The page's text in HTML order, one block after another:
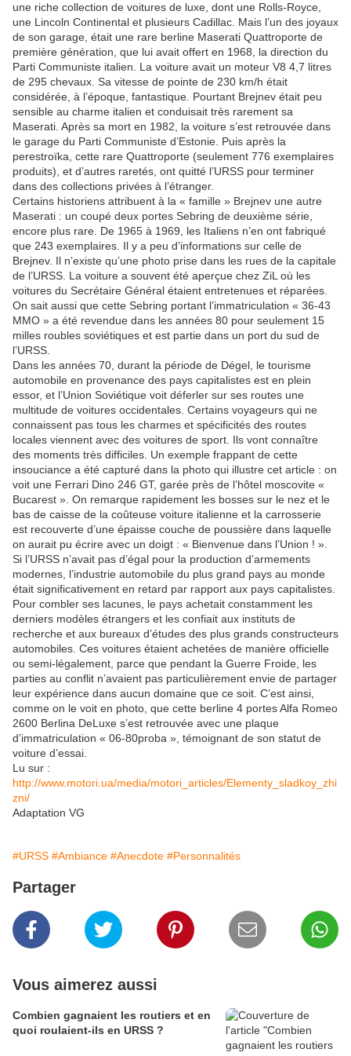
une riche collection de voitures de luxe, dont une Rolls-Royce,
une Lincoln Continental et plusieurs Cadillac. Mais l’un des joyaux
de son garage, était une rare berline Maserati Quattroporte de
première génération, que lui avait offert en 1968, la direction du
Parti Communiste italien. La voiture avait un moteur V8 4,7 litres
de 295 chevaux. Sa vitesse de pointe de 230 km/h était
considérée, à l’époque, fantastique. Pourtant Brejnev était peu
sensible au charme italien et conduisait très rarement sa
Maserati. Après sa mort en 1982, la voiture s’est retrouvée dans
le garage du Parti Communiste d’Estonie. Puis après la
perestroïka, cette rare Quattroporte (seulement 776 exemplaires
produits), et d’autres raretés, ont quitté l’URSS pour terminer
dans des collections privées à l’étranger.
Certains historiens attribuent à la « famille » Brejnev une autre
Maserati : un coupé deux portes Sebring de deuxième série,
encore plus rare. De 1965 à 1969, les Italiens n’en ont fabriqué
que 243 exemplaires. Il y a peu d’informations sur celle de
Brejnev. Il n’existe qu’une photo prise dans les rues de la capitale
de l’URSS. La voiture a souvent été aperçue chez ZiL où les
voitures du Secrétaire Général étaient entretenues et réparées.
On sait aussi que cette Sebring portant l’immatriculation « 36-43
MMO » a été revendue dans les années 80 pour seulement 15
milles roubles soviétiques et est partie dans un port du sud de
l’URSS.
Dans les années 70, durant la période de Dégel, le tourisme
automobile en provenance des pays capitalistes est en plein
essor, et l’Union Soviétique voit déferler sur ses routes une
multitude de voitures occidentales. Certains voyageurs qui ne
connaissent pas tous les charmes et spécificités des routes
locales viennent avec des voitures de sport. Ils vont connaître
des moments très difficiles. Un exemple frappant de cette
insouciance a été capturé dans la photo qui illustre cet article : on
voit une Ferrari Dino 246 GT, garée près de l’hôtel moscovite «
Bucarest ». On remarque rapidement les bosses sur le nez et le
bas de caisse de la coûteuse voiture italienne et la carrosserie
est recouverte d’une épaisse couche de poussière dans laquelle
on aurait pu écrire avec un doigt : « Bienvenue dans l’Union ! ».
Si l’URSS n’avait pas d’égal pour la production d’armements
modernes, l’industrie automobile du plus grand pays au monde
était significativement en retard par rapport aux pays capitalistes.
Pour combler ses lacunes, le pays achetait constamment les
derniers modèles étrangers et les confiait aux instituts de
recherche et aux bureaux d’études des plus grands constructeurs
automobiles. Ces voitures étaient achetées de manière officielle
ou semi-légalement, parce que pendant la Guerre Froide, les
parties au conflit n’avaient pas particulièrement envie de partager
leur expérience dans aucun domaine que ce soit. C’est ainsi,
comme on le voit en photo, que cette berline 4 portes Alfa Romeo
2600 Berlina DeLuxe s’est retrouvée avec une plaque
d’immatriculation « 06-80proba », témoignant de son statut de
voiture d’essai.
Lu sur :
http://www.motori.ua/media/motori_articles/Elementy_sladkoy_zhi
zni/
Adaptation VG
#URSS #Ambiance #Anecdote #Personnalités
Partager
Vous aimerez aussi
Combien gagnaient les routiers et en
quoi roulaient-ils en URSS ?